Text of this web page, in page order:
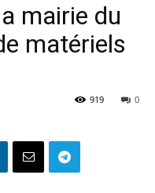
mairie du
matériels
0
919